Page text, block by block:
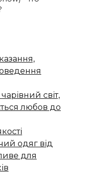
світ,
любов до
одяг від
для